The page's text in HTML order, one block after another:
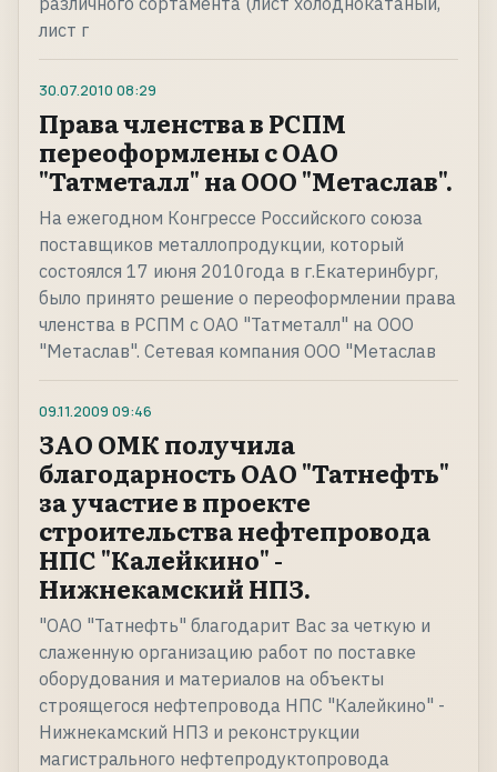
лист г
30.07.2010 08:29
Права членства в РСПМ
переоформлены с ОАО
"Татметалл" на ООО "Метаслав".
На ежегодном Конгрессе Российского союза
поставщиков металлопродукции, который
состоялся 17 июня 2010года в г.Екатеринбург,
было принято решение о переоформлении права
членства в РСПМ с ОАО "Татметалл" на ООО
"Метаслав". Сетевая компания ООО "Метаслав
09.11.2009 09:46
ЗАО ОМК получила
благодарность ОАО "Татнефть"
за участие в проекте
строительства нефтепровода
НПС "Калейкино" -
Нижнекамский НПЗ.
"ОАО "Татнефть" благодарит Вас за четкую и
слаженную организацию работ по поставке
оборудования и материалов на объекты
строящегося нефтепровода НПС "Калейкино" -
Нижнекамский НПЗ и реконструкции
магистрального нефтепродуктопровода